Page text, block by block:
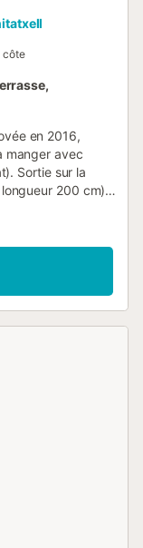
côte
en 2016,
manger avec
Sortie sur la
200 cm).
vaisselle, 4
6 m2. Meubles
la mer. A
(Connexion